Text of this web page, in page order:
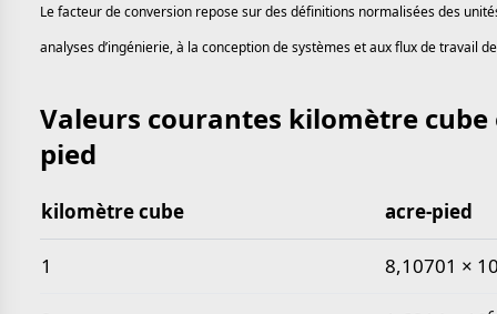
Le facteur de conversion repose sur des définitions normalisées des
analyses d’ingénierie, à la conception de systèmes et aux flux de travail
Valeurs courantes kilomètre cube
pied
Valeurs courantes kilomètre cube en acre-pied
kilomètre cube acre-pied
1 8,10701 ×